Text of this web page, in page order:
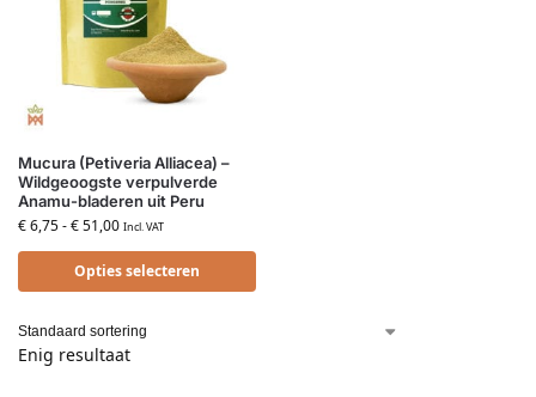
Mucura (Petiveria Alliacea) –
Wildgeoogste verpulverde
Anamu-bladeren uit Peru
€6,75-€51,00 Incl. VAT
Opties selecteren
Enig resultaat